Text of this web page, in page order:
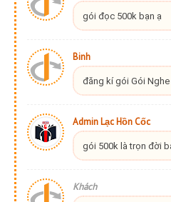
gói đọc 500k bạn ạ
Binh
đăng kí gói Gói Nghe
Admin Lạc Hồn Cốc
gói 500k là trọn đời
Khách